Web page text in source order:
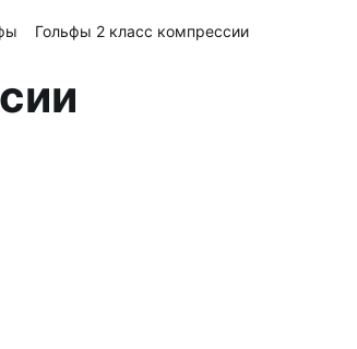
Гольфы 2 класс компрессии